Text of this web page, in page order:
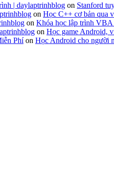
| daylaptrinhblog on Stanford
on Học C++ cơ bản qua
on Khóa học lập trình
on Học game Android,
Phíon Học Android cho người